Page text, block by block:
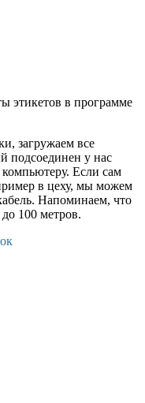
этикетов в программе
загружаем все
подсоединен у нас
компьютеру. Если сам
в цеху, мы можем
Напоминаем, что
100 метров.